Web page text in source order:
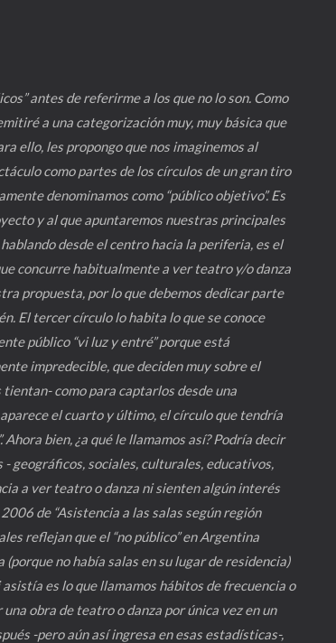
antes de referirme a los que no lo son. Como
a una categorización muy, muy básica que
ello, les propongo que nos imaginemos al
como partes de los círculos de un gran tiro
denominamos como “público objetivo”. Es
y al que apuntaremos nuestras principales
desde el centro hacia la periferia, es el
concurre habitualmente a ver teatro y/o danza
propuesta, por lo que debemos dedicar parte
El tercer círculo lo habita lo que se conoce
público “vi luz y entré” porque está
impredecible, que deciden muy sobre el
como para captarlos desde una
el cuarto y último, el círculo que tendría
bien, ¿a qué le llamamos así? Podría decir
geográficos, sociales, culturales, educativos,
a ver teatro o danza ni sienten algún interés
de “Asistencia a las salas según región
reflejan que el “no público” en Argentina
no había salas en su lugar de residencia)
es lo que llamamos hábitos de frecuencia o
obra de teatro o danza por única vez en un
-pero aún así ingresa en esas estadísticas-,